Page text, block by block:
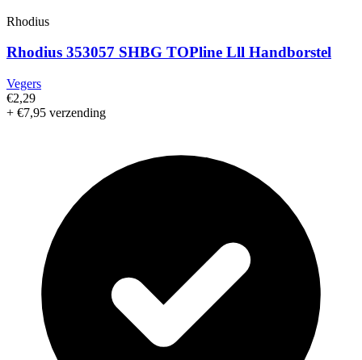
Rhodius
Rhodius 353057 SHBG TOPline Lll Handborstel
Vegers
€2,29
+ €7,95 verzending